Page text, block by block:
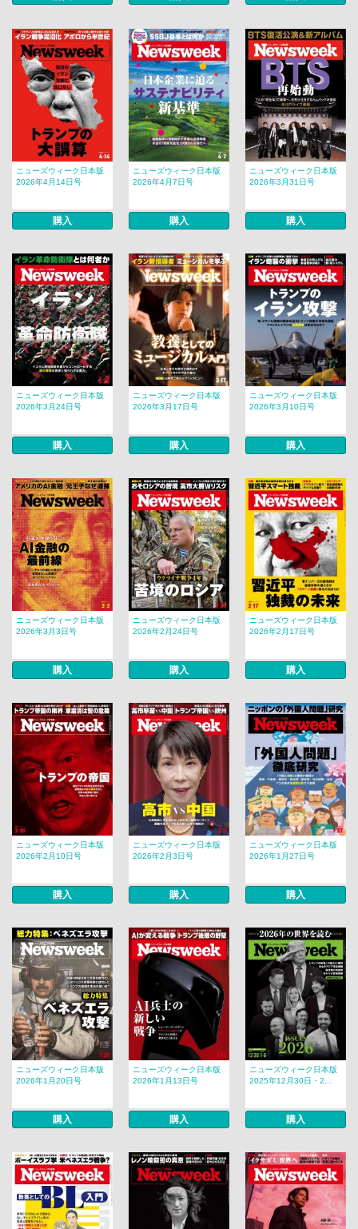
ニューズウィーク日本版
2026年4月14日号
購入
ニューズウィーク日本版
2026年4月7日号
購入
ニューズウィーク日本版
2026年3月31日号
購入
ニューズウィーク日本版
2026年3月24日号
購入
ニューズウィーク日本版
2026年3月17日号
購入
ニューズウィーク日本版
2026年3月10日号
購入
ニューズウィーク日本版
2026年3月3日号
購入
ニューズウィーク日本版
2026年2月24日号
購入
ニューズウィーク日本版
2026年2月17日号
購入
ニューズウィーク日本版
2026年2月10日号
購入
ニューズウィーク日本版
2026年2月3日号
購入
ニューズウィーク日本版
2026年1月27日号
購入
ニューズウィーク日本版
2026年1月20日号
購入
ニューズウィーク日本版
2026年1月13日号
購入
ニューズウィーク日本版
2025年12月30日・2...
購入